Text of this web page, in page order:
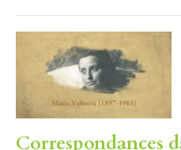
Correspondances